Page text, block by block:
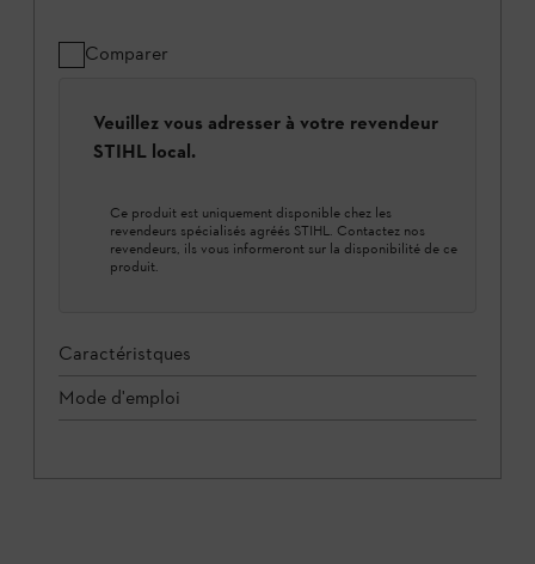
Comparer
Veuillez vous adresser à votre revendeur
STIHL local.
Ce produit est uniquement disponible chez les
revendeurs spécialisés agréés STIHL. Contactez nos
revendeurs, ils vous informeront sur la disponibilité de ce
produit.
Caractéristques
Mode d'emploi